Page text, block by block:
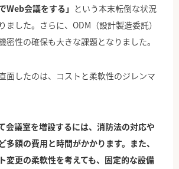
Web会議をする」 という本末転倒な状況
ました。さらに、ODM（設計製造委託）
密性の確保も大きな課題となりました。
面したのは、コストと柔軟性のジレンマ
会議室を増設するには、消防法の対応や
多額の費用と時間がかかります。また、
変更の柔軟性を考えても、固定的な設備